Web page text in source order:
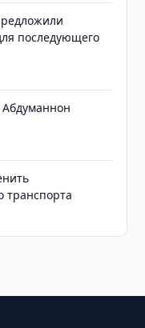
последующего
транспорта